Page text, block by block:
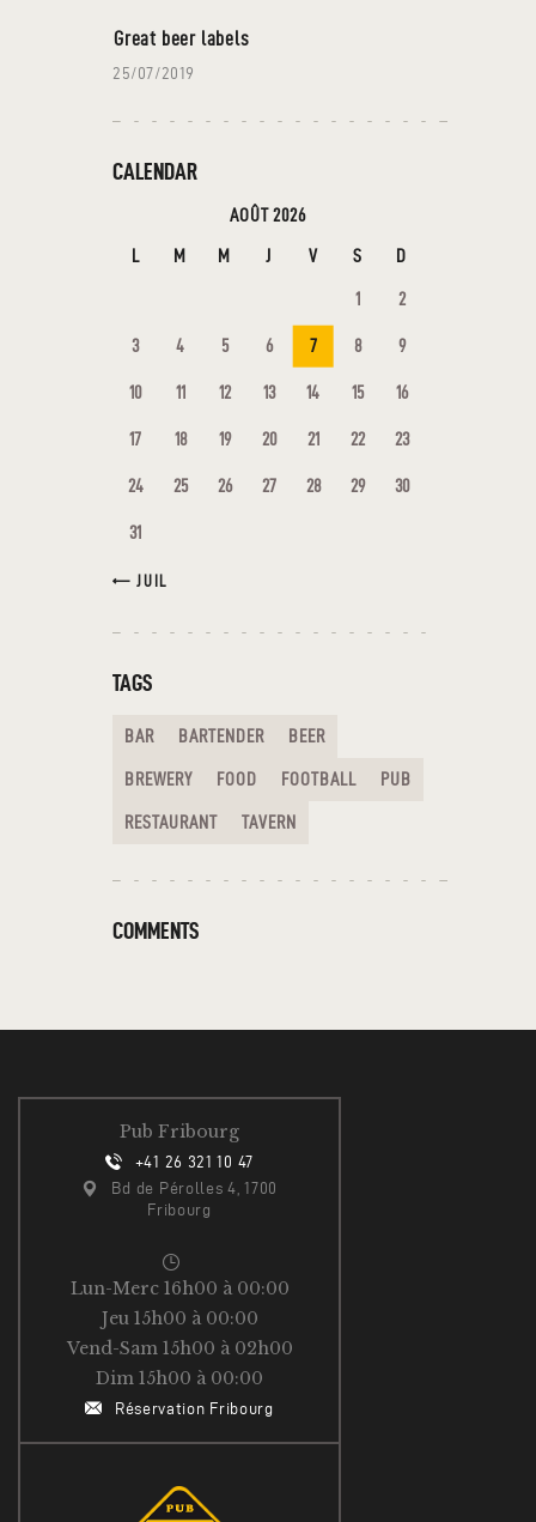
Great beer labels
25/07/2019
CALENDAR
AOÛT 2026
L M M J V S D
1 2
3 4 5 6 7 8 9
10 11 12 13 14 15 16
17 18 19 20 21 22 23
24 25 26 27 28 29 30
31
« JUIL
TAGS
BAR BARTENDER BEER
BREWERY FOOD FOOTBALL PUB
RESTAURANT TAVERN
COMMENTS
Pub Fribourg
+41 26 321 10 47
Bd de Pérolles 4, 1700
Fribourg
Lun-Merc 16h00 à 00:00
Jeu 15h00 à 00:00
Vend-Sam 15h00 à 02h00
Dim 15h00 à 00:00
Réservation Fribourg